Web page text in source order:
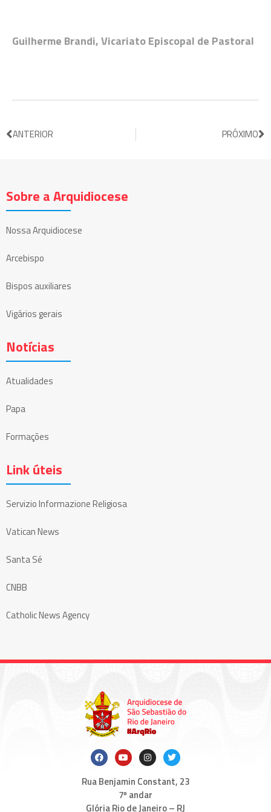
Guilherme Brandi, Vicariato Episcopal de Pastoral
ANTERIOR PRÓXIMO
Sobre a Arquidiocese
Nossa Arquidiocese
Arcebispo
Bispos auxiliares
Vigários gerais
Notícias
Atualidades
Papa
Formações
Link úteis
Servizio Informazione Religiosa
Vatican News
Santa Sé
CNBB
Catholic News Agency
Rua Benjamin Constant, 23
7º andar
Glória Rio de Janeiro – RJ